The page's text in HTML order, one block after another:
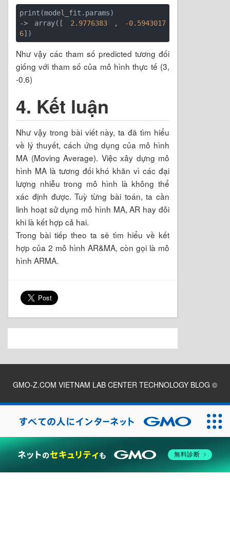
print(model_fit.params)
-> array([ 2.9776383 ,
-0.5943017
6
Như vậy các tham số predicted tương đối
giống với tham số của mô hình thực tế (3,
-0.6)
4. Kết luận
Như vậy trong bài viết này, ta đã tìm hiểu
về lý thuyết, cách ứng dụng của mô hình
MA (Moving Average). Việc xây dựng mô
hình MA là tương đối khó khăn vì các đại
lượng nhiễu trong mô hình là không thể
xác định được. Tuỳ từng bài toán, ta cần
linh hoạt sử dụng mô hình MA, AR hay đôi
khi là kết hợp cả hai.
Trong bài tiếp theo ta sẽ tìm hiểu về kết
hợp của 2 mô hình AR&MA, còn gọi là mô
hình ARMA.
GMO-Z.COM VIETNAM LAB CENTER TECHNOLOGY BLOG ©
2026
無料診断